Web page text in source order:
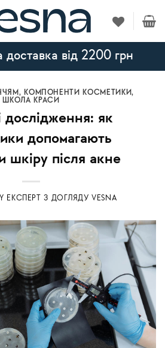
доставка від 2200 грн
, КОМПОНЕНТИ КОСМЕТИКИ,
ШКОЛА КРАСИ
дослідження: як
допомагають
шкіру після акне
ЕКСПЕРТ З ДОГЛЯДУ VESNA